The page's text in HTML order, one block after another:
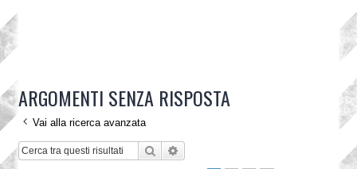
ARGOMENTI SENZA RISPOSTA
Vai alla ricerca avanzata
Cerca